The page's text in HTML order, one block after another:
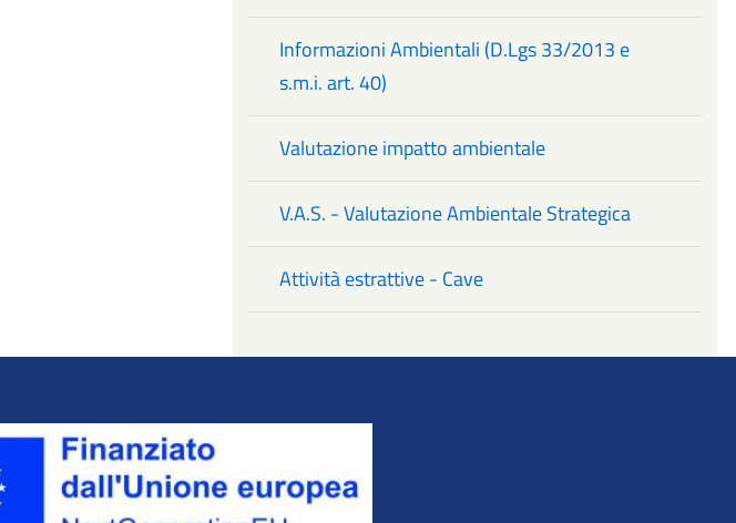
Informazioni Ambientali (D.Lgs 33/2013 e
s.m.i. art. 40)
Valutazione impatto ambientale
V.A.S. - Valutazione Ambientale Strategica
Attività estrattive - Cave